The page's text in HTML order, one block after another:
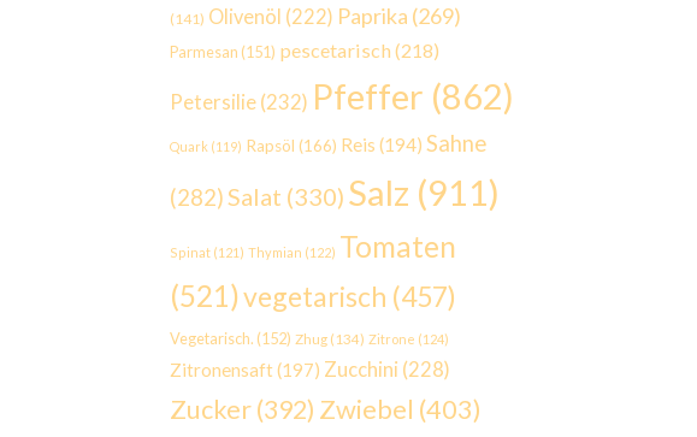
(141) Olivenöl (222) Paprika (269)
Parmesan (151) pescetarisch (218)
Petersilie(232) Pfeffer (862)
Quark (119) Rapsöl (166) Reis (194) Sahne
(282) Salat (330) Salz (911)
Spinat (121) Thymian (122) Tomaten
(521)vegetarisch (457)
Vegetarisch. (152) Zhug (134) Zitrone (124)
Zitronensaft(197) Zucchini (228)
Zucker(392) Zwiebel (403)